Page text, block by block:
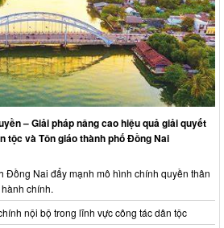
– Giải pháp nâng cao hiệu quả giải quyết
tộc và Tôn giáo thành phố Đồng Nai
Đồng Nai đẩy mạnh mô hình chính quyền thân
chính.
nội bộ trong lĩnh vực công tác dân tộc